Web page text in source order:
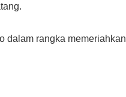
dalam rangka memeriahkan